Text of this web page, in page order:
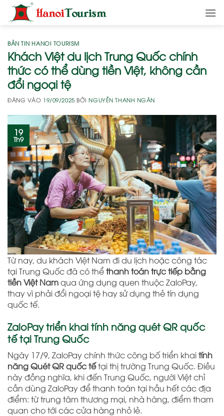
qua
dungBẢN TIN HANOI TOURISM
Khách Việt du lịch Trung Quốc chính
thức có thể dùng tiền Việt, không cần
đổi ngoại tệ
ĐĂNG VÀO 19/09/2025 BỞINGUYỄN THANH NGÂN
19
Th9
Từ nay, du khách Việt Nam đi du lịch hoặc công tác
tại Trung Quốc đã có thểthanh toán trực tiếp bằng
tiền Việt Namqua ứng dụng quen thuộc ZaloPay,
thay vì phải đổi ngoại tệ hay sử dụng thẻ tín dụng
quốc tế.
ZaloPay triển khai tính năng quét QR quốc
tế tại Trung Quốc
Ngày 17/9, ZaloPay chính thức công bố triển khaitính
năng Quét QR quốc tếtại thị trường Trung Quốc. Điều
này đồng nghĩa, khi đến Trung Quốc, người Việt chỉ
cần dùng ZaloPay để thanh toán tại hầu hết các địa
điểm: từ trung tâm thương mại, nhà hàng, điểm tham
quan cho tới các cửa hàng nhỏ lẻ.